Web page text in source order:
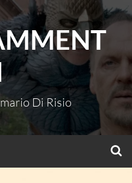
Di Risio